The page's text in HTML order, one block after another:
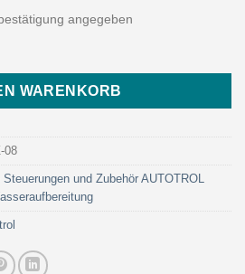
angegeben
Z (Art. V125CIBMZ-08 - Eurotrol) Menge
WARENKORB
08
Steuerungen und Zubehör AUTOTROL